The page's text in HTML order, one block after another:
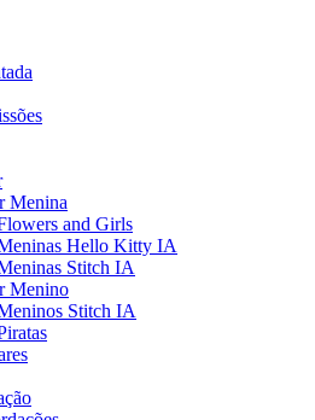
Menina
and Girls
Hello Kitty IA
Stitch IA
Menino
Stitch IA